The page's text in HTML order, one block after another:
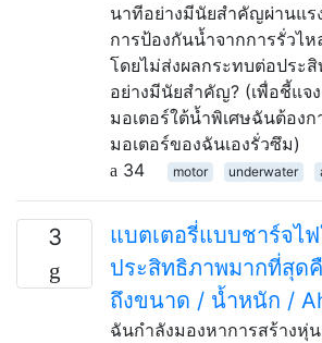
นาทีอย่างมีนัยสำคัญผ่านแร
การป้องกันน้ำจากการรั่วไห
โดยไม่ส่งผลกระทบต่อประ
อย่างมีนัยสำคัญ? (เพื่อชี้แจ
มอเตอร์ใต้น้ำพิเศษฉันต้อง
มอเตอร์ของฉันเองรั่วซึม)
34
motor underwater
3
แบตเตอรี่แบบชาร์จไ
ประสิทธิภาพมากที่สุด
ถึงขนาด / น้ำหนัก /
ฉันกำลังมองหาการสร้างหุ่